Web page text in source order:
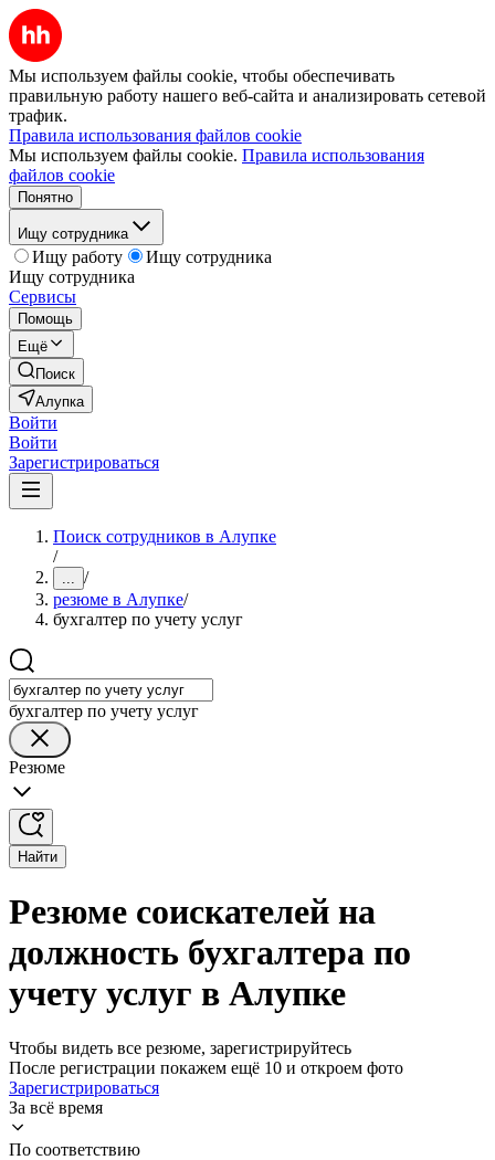
Мы используем файлы cookie, чтобы обеспечивать
правильную работу нашего веб-сайта и анализировать сетевой
трафик.
Правила использования файлов cookie
Мы используем файлы cookie. Правила использования
файлов cookie
Понятно
Ищу сотрудника
Ищу работу
Ищу сотрудника
Ищу сотрудника
Сервисы
Помощь
Ещё
Поиск
Алупка
Войти
Войти
Зарегистрироваться
Поиск сотрудников в Алупке
/
... /
резюме в Алупке/
бухгалтер по учету услуг
бухгалтер по учету услуг
Резюме
Найти
Резюме соискателей на
должность бухгалтера по
учету услуг в Алупке
Чтобы видеть все резюме, зарегистрируйтесь
После регистрации покажем ещё 10 и откроем фото
Зарегистрироваться
За всё время
По соответствию